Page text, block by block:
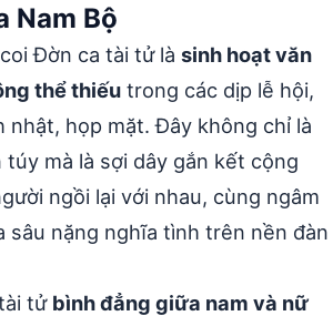
Nam Bộ
Đờn ca tài tử là sinh hoạt văn
thể thiếu trong các dịp lễ hội,
nhật, họp mặt. Đây không chỉ là
mà là sợi dây gắn kết cộng
ngồi lại với nhau, cùng ngâm
sâu nặng nghĩa tình trên nền đàn
tử bình đẳng giữa nam và nữ